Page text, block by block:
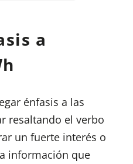
a
énfasis a las
resaltando el verbo
un fuerte interés o
información que